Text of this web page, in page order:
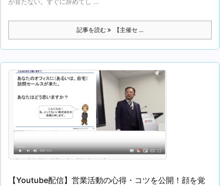
記事を読む 【主催セ ...
【Youtube配信】営業活動の心得・コツを公開！顔を覚